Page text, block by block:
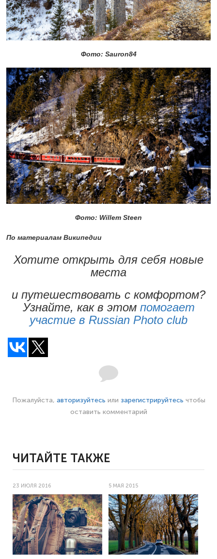
Фото: Sauron84
Фото: Willem Steen
По материалам Википедии
Хотите открыть для себя новые
места
и путешествовать с комфортом?
Узнайте, как в этом помогает
участие в Russian Photo club
Пожалуйста, авторизуйтесь или зарегистрируйтесь чтобы
оставить комментарий
ЧИТАЙТЕ ТАКЖЕ
23 ИЮЛЯ 2016 5 МАЯ 2015